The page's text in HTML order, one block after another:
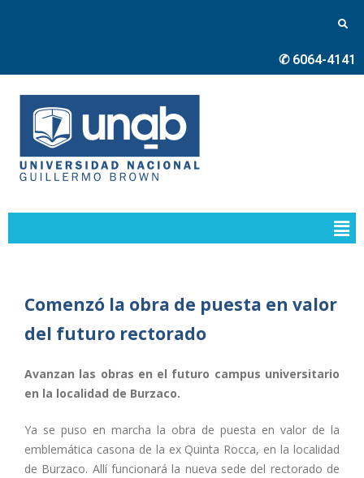
✆ 6064-4141
Comenzó la obra de puesta en valor
del futuro rectorado
Avanzan las obras en el futuro campus universitario
en la localidad de Burzaco.
Ya se puso en marcha la obra de puesta en valor de la
emblemática casona de la ex Quinta Rocca, en la localidad
de Burzaco. Allí funcionará la nueva sede del rectorado de